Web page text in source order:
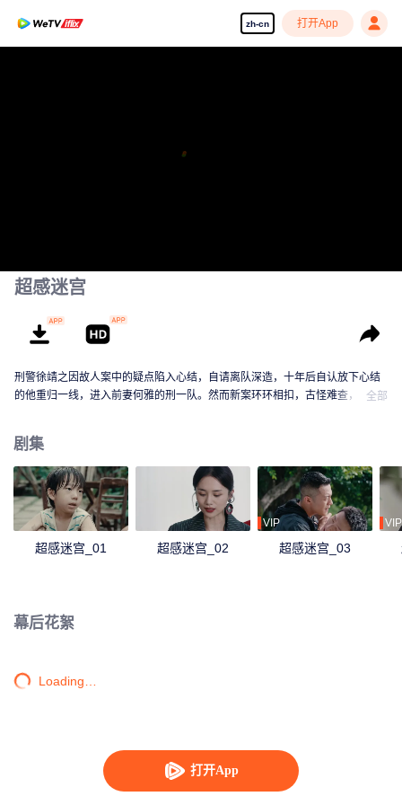
zh-cn 打开App
打开App
超感迷宫
刑警徐靖之因故人案中的疑点陷入心结，自请离队深造，十年后自认放下心结
的他重归一线，进入前妻何雅的刑一队。然而新案环环相扣，古怪难查，徐靖
泥足深陷。殊途兄弟借案交锋，两人终将作出各自的抉择。
全部
剧集
超感迷宫_01 超感迷宫_02
VIP
超感迷宫_03
VIP
幕后花絮
Loading…